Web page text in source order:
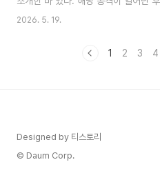
최종 페이로드 실행에 필요한 모듈을
드하는 방식으로 동작한다. 또한 DLL
TeamPCP의 공격은 사그라들지 않은
공격은 PyPI mistralai 패키지의
의 이전 버전을 배포하며 격리 조치를
번 공격에 사용된 악성 패키지는 다음
2026. 5. 19.
1 2 3 4
Designed by 티스토리
© Daum Corp.